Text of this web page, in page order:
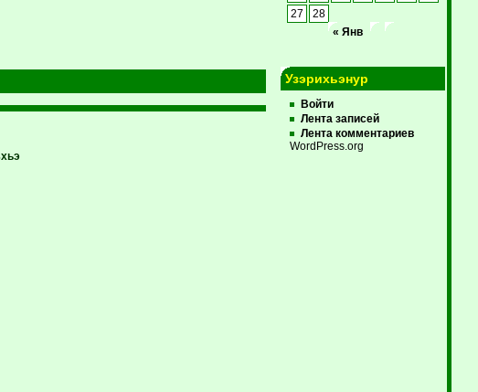
27
28
« Янв
Узэрихьэнур
Войти
Лента записей
Лента комментариев
WordPress.org